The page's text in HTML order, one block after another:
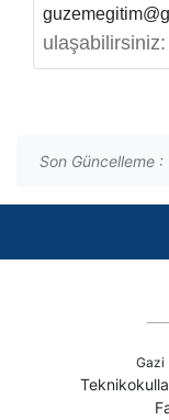
ulaşabilirsiniz:
Son Güncelleme
Gazi